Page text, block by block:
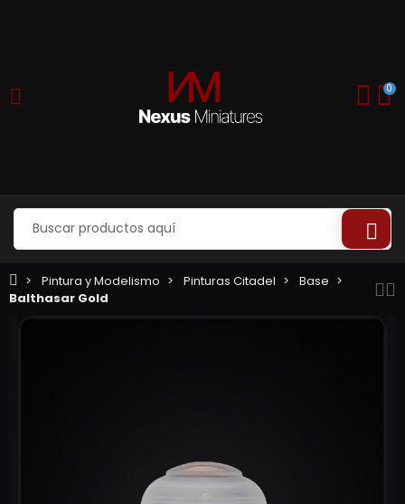
0
Pintura y Modelismo Pinturas Citadel
Base
Balthasar Gold